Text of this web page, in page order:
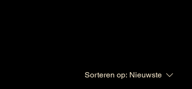
Sorteren op: Nieuwste